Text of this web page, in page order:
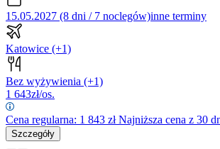
15.05.2027 (8 dni / 7 noclegów)inne terminy
Katowice (+1)
Bez wyżywienia (+1)
1 643zł/os.
Cena regularna: 1 843 złNajniższa cena z 30
Szczegóły